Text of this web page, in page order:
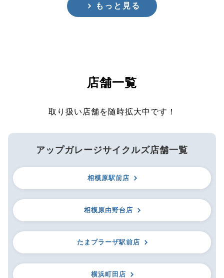
もっと見る
店舗一覧
取り扱い店舗を随時拡大中です！
アップガレージサイクルズ店舗一覧
相模原駅前店
相模原由野台店
たまプラーザ駅前店
横浜町田店